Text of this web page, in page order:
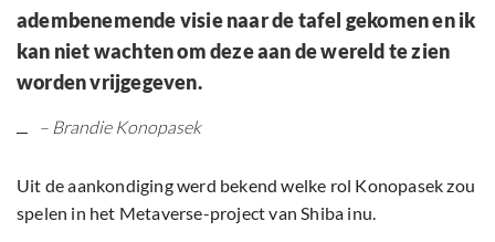
adembenemende visie naar de tafel gekomen en ik
kan niet wachten om deze aan de wereld te zien
worden vrijgegeven.
– Brandie Konopasek
Uit de aankondiging werd bekend welke rol Konopasek zou
spelen in het Metaverse-project van Shiba inu.